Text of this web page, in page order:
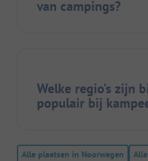
van campings?
Welke regio's zijn
populair bij
Alle plaatsen in Noorwegen